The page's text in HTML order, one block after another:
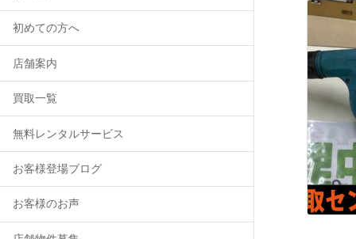
初めての方へ
店舗案内
買取一覧
無料レンタルサービス
お客様登場ブログ
お客様のお声